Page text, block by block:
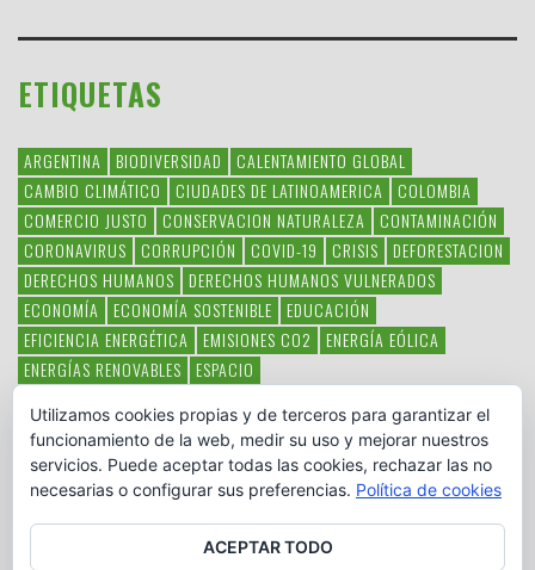
ETIQUETAS
ARGENTINA BIODIVERSIDAD
CALENTAMIENTO GLOBAL
CAMBIO CLIMÁTICO
CIUDADES DE LATINOAMERICA
COLOMBIA
COMERCIO JUSTO
CONSERVACION NATURALEZA
CONTAMINACIÓN
CORONAVIRUS
CORRUPCIÓN COVID-19 CRISIS
DEFORESTACION
DERECHOS HUMANOS
DERECHOS HUMANOS VULNERADOS
ECONOMÍA
ECONOMÍA SOSTENIBLE
EDUCACIÓN
EFICIENCIA ENERGÉTICA
EMISIONES CO2
ENERGÍA EÓLICA
ENERGÍAS RENOVABLES
ESPACIO
HAMBRE LATINOAMÉRICA MEDIO AMBIENTE
MÉXICO
OBJETIVOS DEL MILENIO
ONGS PAZ POBREZA POESÍA
POLITICA
PUEBLOS INDÍGENAS RSC RSE
SOBERANÍA ALIMENTARIA
SOLIDARIDAD SOSTENIBILIDAD TECNOLOGÍA VERTIDO PETROLEO
Utilizamos cookies propias y de terceros para garantizar el
funcionamiento de la web, medir su uso y mejorar nuestros
servicios. Puede aceptar todas las cookies, rechazar las no
necesarias o configurar sus preferencias. Política de cookies
ACEPTAR TODO